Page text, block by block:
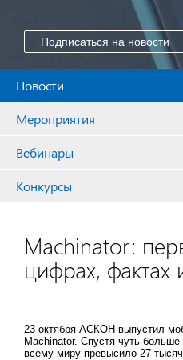
Подписаться на новости
Новости
Мероприятия
Вебинары
Конкурсы
Machinator:
цифрах, фактах
23 октября АСКОН выпустил
Machinator. Спустя чуть
всему миру превысило 27